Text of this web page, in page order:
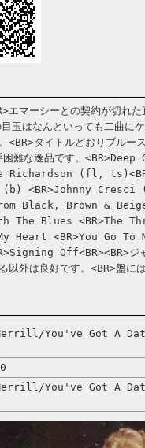
エマーシーとの契約が切れ
玉はなんといっても二曲に
<BR>タイトルどおりブルー
困難な逸品です。
Richardson (fl,
<BR>Johnny Cresci
Black, Brown &
The Blues <BR>The
Heart <BR>You Go To
Off<BR><BR>ジャ
外は良好です。<BR>盤に
Merrill/You've Got A
Merrill/You've Got A